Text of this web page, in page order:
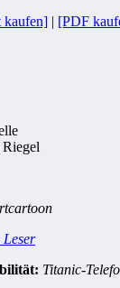
kaufen] | [PDF
Leser
Titanic-